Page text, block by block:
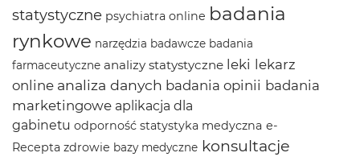
statystyczne psychiatra online badania
rynkowe narzędzia badawcze badania
farmaceutyczne analizy statystyczne leki lekarz
online analiza danych badania opinii badania
marketingowe aplikacja dla
gabinetu odporność statystyka medyczna e-
Recepta zdrowie bazy medyczne konsultacje